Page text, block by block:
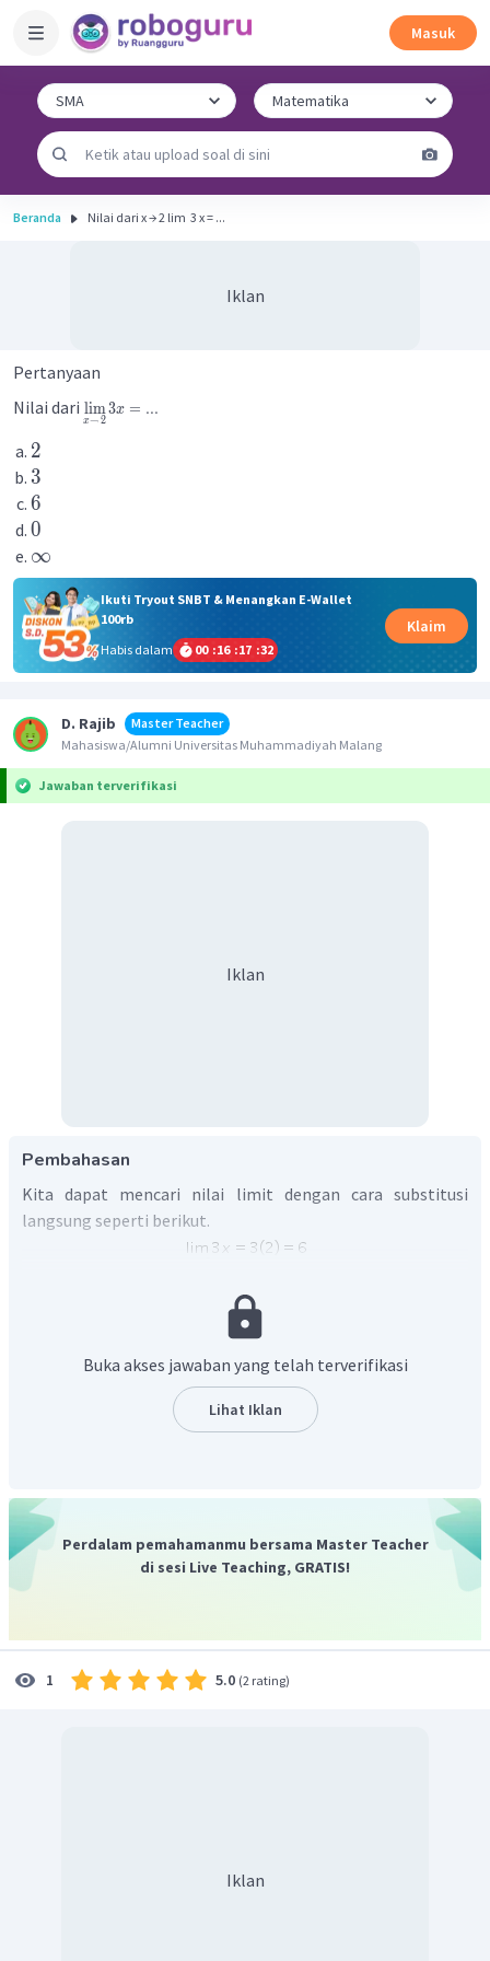
Masuk
Beranda Nilai dari x → 2 lim ​ 3 x = ...
Iklan
Pertanyaan
Nilai dari
x→2
lim3x = ...
2
3
6
0
∞
Ikuti Tryout SNBT & Menangkan E-Wallet
100rb
Habis dalam
00 :16 :17 :31
Klaim
D. Rajib
Master Teacher
Mahasiswa/Alumni Universitas Muhammadiyah Malang
Jawaban terverifikasi
Iklan
Pembahasan
Kita dapat mencari nilai limit dengan cara substitusi
langsung seperti berikut.
Buka akses jawaban yang telah terverifikasi
Lihat Iklan
Perdalam pemahamanmu bersama Master Teacher
di sesi Live Teaching, GRATIS!
1 5.0 (2 rating)
Iklan